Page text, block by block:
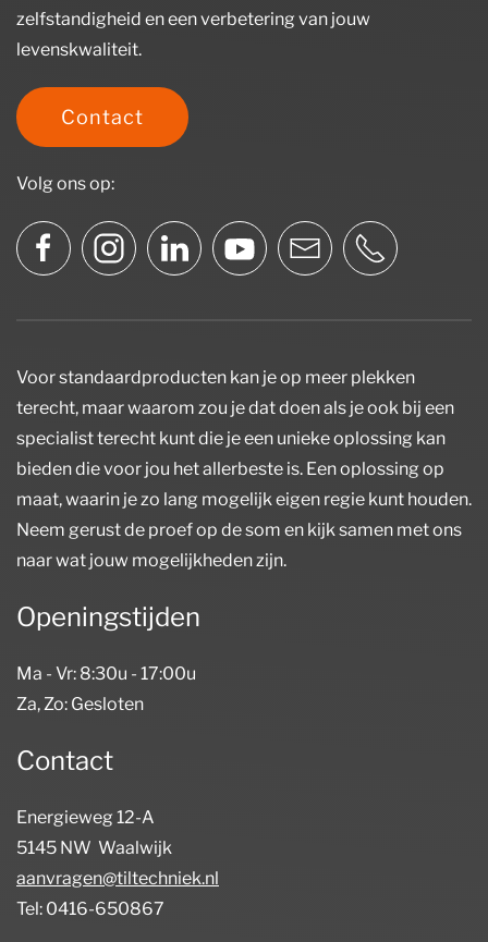
zelfstandigheid en een verbetering van jouw
levenskwaliteit.
Contact
Volg ons op:
Voor standaardproducten kan je op meer plekken
terecht, maar waarom zou je dat doen als je ook bij een
specialist terecht kunt die je een unieke oplossing kan
bieden die voor jou het allerbeste is. Een oplossing op
maat, waarin je zo lang mogelijk eigen regie kunt houden.
Neem gerust de proef op de som en kijk samen met ons
naar wat jouw mogelijkheden zijn.
Openingstijden
Ma - Vr: 8:30u - 17:00u
Za, Zo: Gesloten
Contact
Energieweg 12-A
5145 NW Waalwijk
aanvragen@tiltechniek.nl
Tel: 0416-650867